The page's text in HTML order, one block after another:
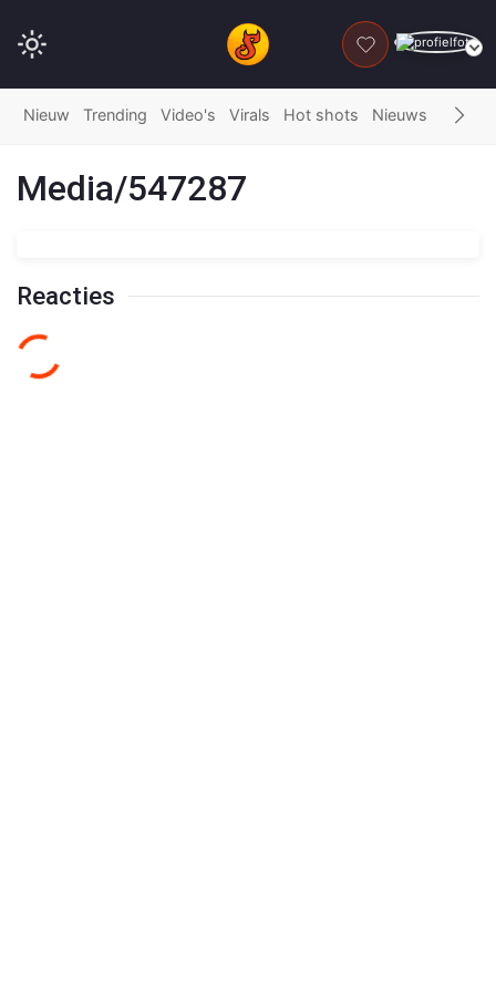
DONEER
Nieuw Trending Video's Virals Hot shots Nieuws Fails
Media/547287
Reacties